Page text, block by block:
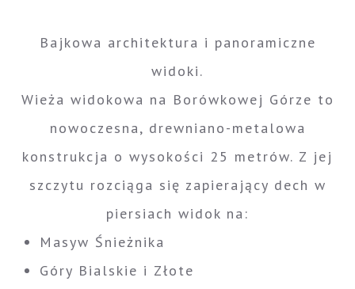
Bajkowa architektura i panoramiczne
widoki.
Wieża widokowa na Borówkowej Górze to
nowoczesna, drewniano-metalowa
konstrukcja o wysokości 25 metrów. Z jej
szczytu rozciąga się zapierający dech w
piersiach widok na:
Masyw Śnieżnika
Góry Bialskie i Złote